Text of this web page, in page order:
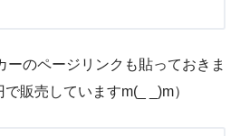
ーのページリンクも貼っておきま
販売していますm(_ _)m）